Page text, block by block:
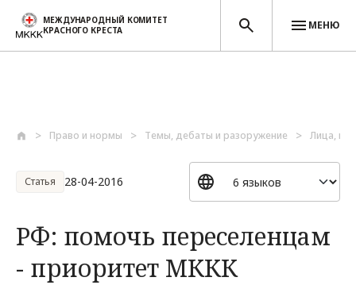
МЕЖДУНАРОДНЫЙ КОМИТЕТ
КРАСНОГО КРЕСТА
МЕНЮ
Право и нормы Темы, дебаты и разоружение Лица,
Статья 28-04-2016
РФ: помочь переселенцам
- приоритет МККК